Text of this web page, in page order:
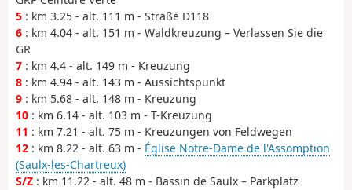
5 : km 3.25 - alt. 111 m - Straße D118
6 : km 4.04 - alt. 151 m - Waldkreuzung – Verlassen Sie die
GR
7 : km 4.4 - alt. 149 m - Kreuzung
8 : km 4.94 - alt. 143 m - Aussichtspunkt
9 : km 5.68 - alt. 148 m - Kreuzung
10 : km 6.14 - alt. 103 m - T-Kreuzung
11 : km 7.21 - alt. 75 m - Kreuzungen von Feldwegen
12 : km 8.22 - alt. 63 m - Église Notre-Dame de l'Assomption
(Saulx-les-Chartreux)
S/Z : km 11.22 - alt. 48 m - Bassin de Saulx – Parkplatz